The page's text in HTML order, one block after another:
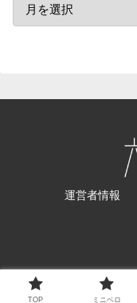
運営者情報
TOP ミニベロ